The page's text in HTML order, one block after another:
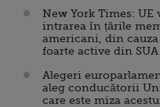
New York Times: UE
intrarea în țările
americani, din
foarte active din SUA
Alegeri
aleg conducătorii
care este miza